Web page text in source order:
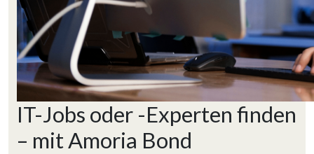
IT-Jobs oder -Experten finden
– mit Amoria Bond